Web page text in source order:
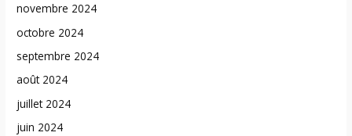
novembre 2024
octobre 2024
septembre 2024
août 2024
juillet 2024
juin 2024